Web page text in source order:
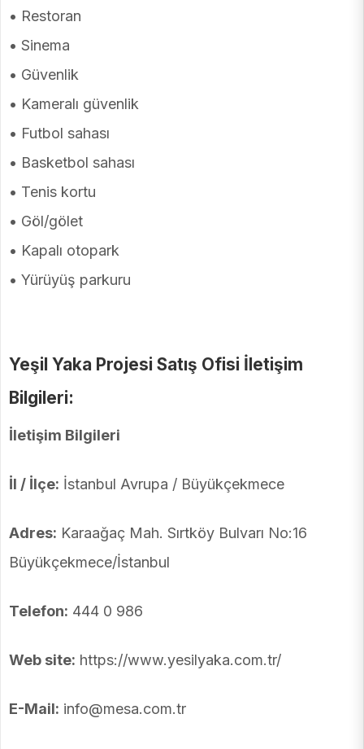
• Restoran
• Sinema
• Güvenlik
• Kameralı güvenlik
• Futbol sahası
• Basketbol sahası
• Tenis kortu
• Göl/gölet
• Kapalı otopark
• Yürüyüş parkuru
Yeşil Yaka Projesi Satış Ofisi İletişim
Bilgileri:
İletişim Bilgileri
İl / İlçe: İstanbul Avrupa / Büyükçekmece
Adres: Karaağaç Mah. Sırtköy Bulvarı No:16
Büyükçekmece/İstanbul
Telefon: 444 0 986
Web site: https://www.yesilyaka.com.tr/
E-Mail: info@mesa.com.tr